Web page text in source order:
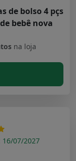
de bolso 4 pçs
bebê nova
na loja
16/07/2027